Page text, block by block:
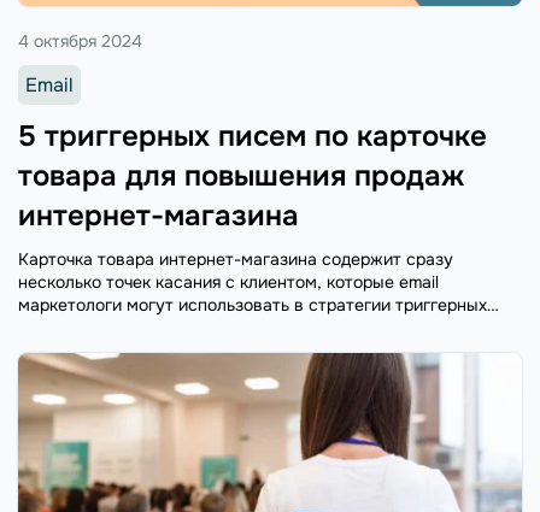
5 триггерных писем по карточке
товара для повышения продаж
интернет-магазина
4 октября 2024
Email
Карточка товара интернет-магазина содержит сразу
несколько точек касания с клиентом, которые email
маркетологи могут использовать в стратегии триггерных
и большей ориентированности на клиента, расскажем в
нашей статье.